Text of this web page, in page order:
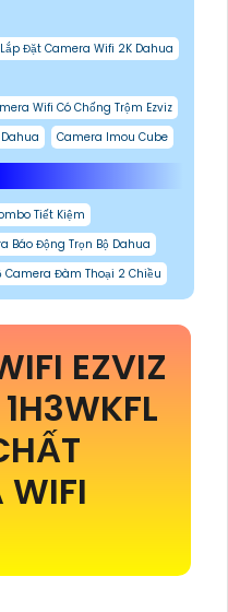
Lắp Đặt Camera Wifi 2K Dahua
Wifi Có Chống Trộm Ezviz
Camera Imou Cube
Tiết Kiệm
Báo Động Trọn Bộ Dahua
Camera Đàm Thoại 2 Chiều
EZVIZ
WIFI